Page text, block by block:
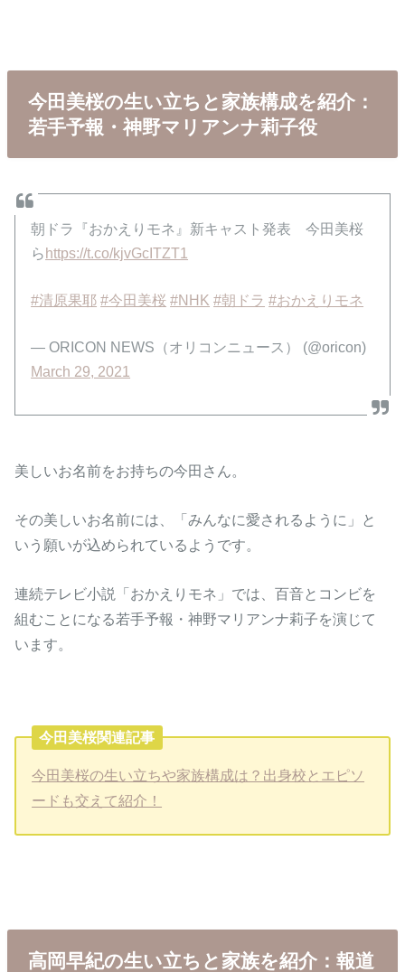
今田美桜の生い立ちと家族構成を紹介：
若手予報・神野マリアンナ莉子役
朝ドラ『おかえりモネ』新キャスト発表 今田美桜
ら https://t.co/kjvGcITZT1
#清原果耶 #今田美桜 #NHK #朝ドラ #おかえりモネ
— ORICON NEWS（オリコンニュース） (@oricon)
March 29, 2021
美しいお名前をお持ちの今田さん。
その美しいお名前には、「みんなに愛されるように」と
いう願いが込められているようです。
連続テレビ小説「おかえりモネ」では、百音とコンビを
組むことになる若手予報・神野マリアンナ莉子を演じて
います。
今田美桜関連記事
今田美桜の生い立ちや家族構成は？出身校とエピソ
ードも交えて紹介！
高岡早紀の生い立ちと家族を紹介：報道